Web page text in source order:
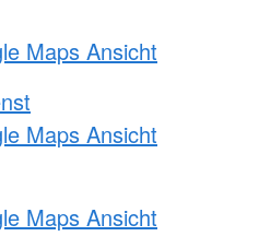
Maps Ansicht
Maps Ansicht
Maps Ansicht